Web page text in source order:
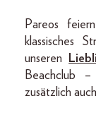
Pareos
klassisches
unseren
Beachclub
zusätzlich